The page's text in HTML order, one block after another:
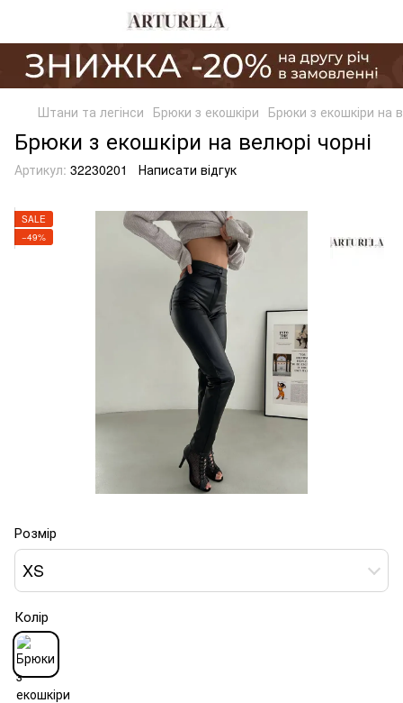
Штани та легінси Брюки з екошкіри Брюки з екошкіри на
Брюки з екошкіри на велюрі чорні
Артикул: 32230201 Написати відгук
SALE
−49%
Розмір
XS
Колір